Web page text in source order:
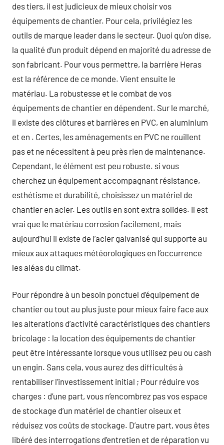
des tiers, il est judicieux de mieux choisir vos
équipements de chantier. Pour cela, privilégiez les
outils de marque leader dans le secteur. Quoi qu’on dise,
la qualité d’un produit dépend en majorité du adresse de
son fabricant. Pour vous permettre, la barrière Heras
est la référence de ce monde. Vient ensuite le
matériau. La robustesse et le combat de vos
équipements de chantier en dépendent. Sur le marché,
il existe des clôtures et barrières en PVC, en aluminium
et en . Certes, les aménagements en PVC ne rouillent
pas et ne nécessitent à peu près rien de maintenance.
Cependant, le élément est peu robuste. si vous
cherchez un équipement accompagnant résistance,
esthétisme et durabilité, choisissez un matériel de
chantier en acier. Les outils en sont extra solides. Il est
vrai que le matériau corrosion facilement, mais
aujourd’hui il existe de l’acier galvanisé qui supporte au
mieux aux attaques météorologiques en l’occurrence
les aléas du climat.
Pour répondre à un besoin ponctuel d’équipement de
chantier ou tout au plus juste pour mieux faire face aux
les alterations d’activité caractéristiques des chantiers
bricolage : la location des équipements de chantier
peut être intéressante lorsque vous utilisez peu ou cash
un engin. Sans cela, vous aurez des difficultés à
rentabiliser l’investissement initial ; Pour réduire vos
charges : d’une part, vous n’encombrez pas vos espace
de stockage d’un matériel de chantier oiseux et
réduisez vos coûts de stockage. D’autre part, vous êtes
libéré des interrogations d’entretien et de réparation vu